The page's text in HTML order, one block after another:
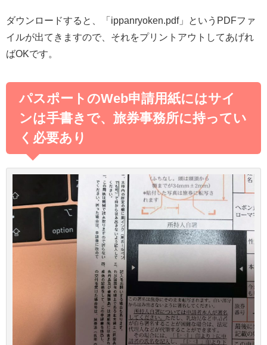
ダウンロードすると、「ippanryoken.pdf」というPDFファ
イルが出てきますので、それをプリントアウトしてあげれ
ばOKです。
パスポートのWeb申請用紙にはサイ
ンは手書きで、旅券事務所に持ってい
く必要あり